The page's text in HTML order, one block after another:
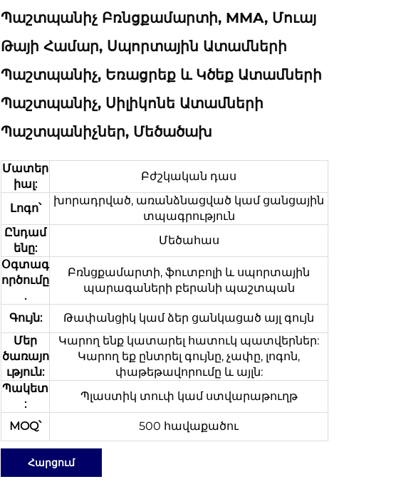
Պաշտպանիչ Բռնցքամարտի, MMA, Մուայ
Թայի Համար, Սպորտային Ատամների
Պաշտպանիչ, Եռացրեք ԵՒ Կծեք Ատամների
Պաշտպանիչ, Սիլիկոնե Ատամների
Պաշտպանիչներ, Մեծածախ
Մատեր
իալ:
Բժշկական դաս
Լոգո՝
խորադրված, առանձնացված կամ ցանցային
տպագրություն
Ընդամ
ենը:
Մեծահաս
Օգտագ
ործումը
.
Բռնցքամարտի, ֆուտբոլի և սպորտային
պարագաների բերանի պաշտպան
Գույն:
Թափանցիկ կամ ձեր ցանկացած այլ գույն
Մեր
ծառայո
ւթյուն:
Կարող ենք կատարել հատուկ պատվերներ:
Կարող եք ընտրել գույնը, չափը, լոգոն,
փաթեթավորումը և այլն:
Պակետ
:
Պլաստիկ տուփ կամ ստվարաթուղթ
MOQ՝ 500 հավաքածու
Հարցում